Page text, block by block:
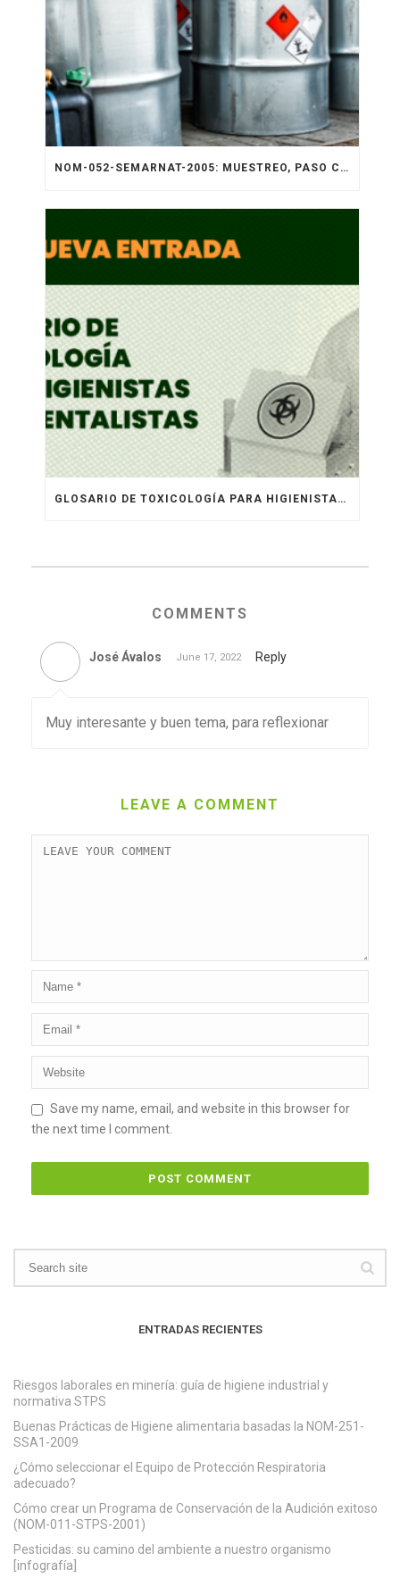
NOM-052-SEMARNAT-2005: MUESTREO, PASO CLAVE PARA SU CUMPLIMIENTO
GLOSARIO DE TOXICOLOGÍA PARA HIGIENISTAS Y AMBIENTALISTAS
COMMENTS
José Ávalos June 17, 2022 Reply
Muy interesante y buen tema, para reflexionar
LEAVE A COMMENT
Save my name, email, and website in this browser for
the next time I comment.
ENTRADAS RECIENTES
Riesgos laborales en minería: guía de higiene industrial y
normativa STPS
Buenas Prácticas de Higiene alimentaria basadas la NOM-251-
SSA1-2009
¿Cómo seleccionar el Equipo de Protección Respiratoria
adecuado?
Cómo crear un Programa de Conservación de la Audición exitoso
(NOM-011-STPS-2001)
Pesticidas: su camino del ambiente a nuestro organismo
[infografía]